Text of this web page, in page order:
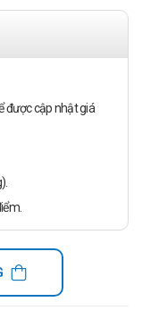
được cập nhật giá